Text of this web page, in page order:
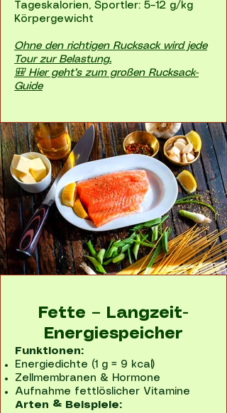
Tageskalorien, Sportler: 5–12 g/kg
Körpergewicht
Ohne den richtigen Rucksack wird jede
Tour zur Belastung.
🎒 Hier geht’s zum großen Rucksack-
Guide
Fette – Langzeit-
Energiespeicher
Funktionen:
Energiedichte (1 g = 9 kcal)
Zellmembranen & Hormone
Aufnahme fettlöslicher Vitamine
Arten & Beispiele: